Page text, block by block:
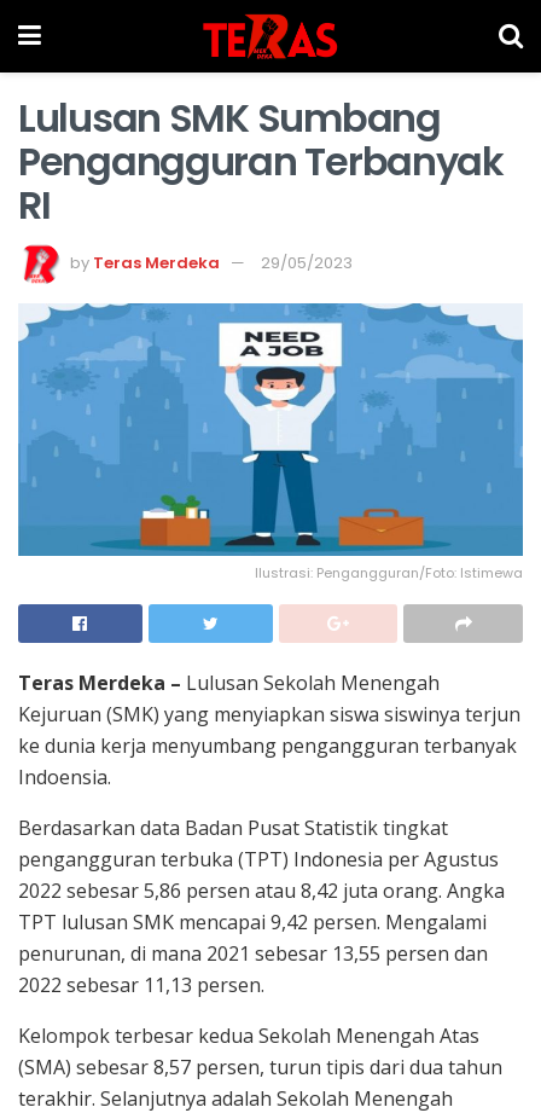
Lulusan SMK Sumbang
Pengangguran Terbanyak
RI
by Teras Merdeka 29/05/2023
Ilustrasi: Pengangguran/Foto: Istimewa
Teras Merdeka – Lulusan Sekolah Menengah
Kejuruan (SMK) yang menyiapkan siswa siswinya terjun
ke dunia kerja menyumbang pengangguran terbanyak
Indoensia.
Berdasarkan data Badan Pusat Statistik tingkat
pengangguran terbuka (TPT) Indonesia per Agustus
2022 sebesar 5,86 persen atau 8,42 juta orang. Angka
TPT lulusan SMK mencapai 9,42 persen. Mengalami
penurunan, di mana 2021 sebesar 13,55 persen dan
2022 sebesar 11,13 persen.
Kelompok terbesar kedua Sekolah Menengah Atas
(SMA) sebesar 8,57 persen, turun tipis dari dua tahun
terakhir. Selanjutnya adalah Sekolah Menengah